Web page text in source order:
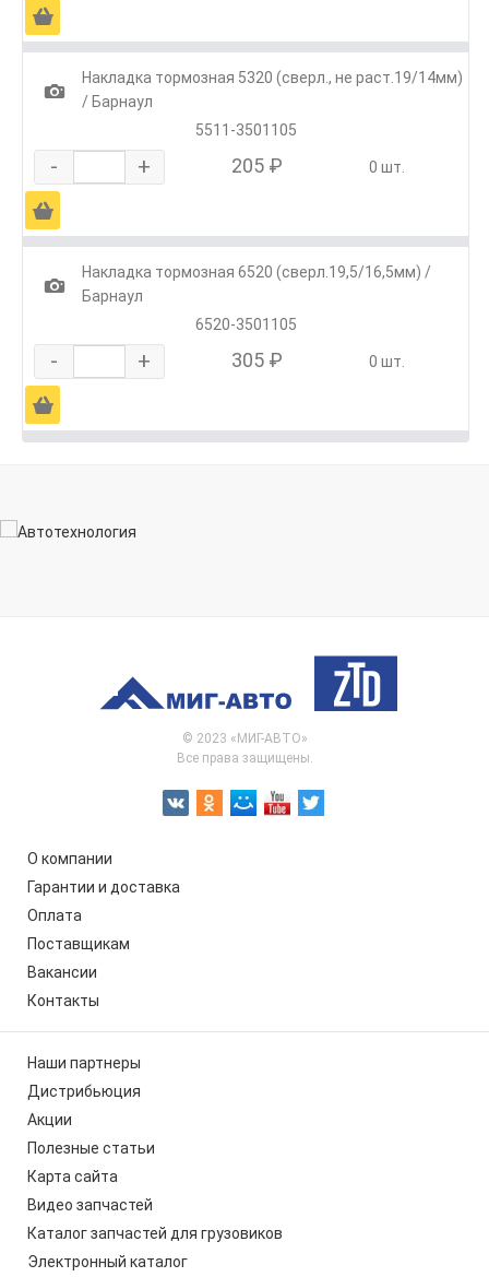
Ä
1
Накладка тормозная 5320 (сверл., не раст.19/14мм)
/ Барнаул
5511-3501105
- + 205 ₽ 0 шт.
Ä
1
Накладка тормозная 6520 (сверл.19,5/16,5мм) /
Барнаул
6520-3501105
- + 305 ₽ 0 шт.
Ä
© 2023 «МИГ-АВТО»
Все права защищены.
О компании
Гарантии и доставка
Оплата
Поставщикам
Вакансии
Контакты
Наши партнеры
Дистрибьюция
Акции
Полезные статьи
Карта сайта
Видео запчастей
Каталог запчастей для грузовиков
Электронный каталог